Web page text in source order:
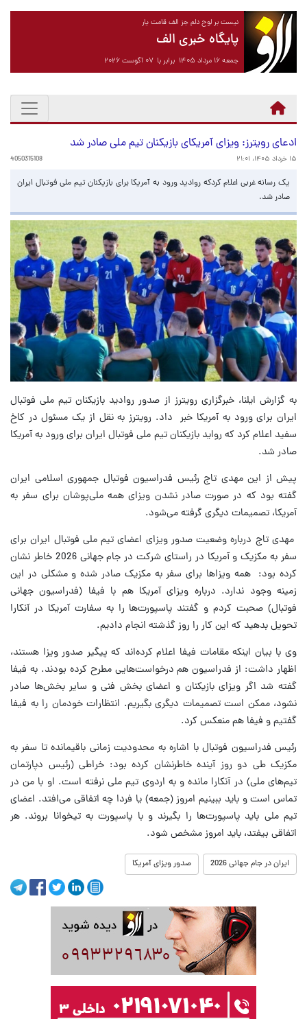
نیست بر لوح دلم جز الف قامت یار
پایگاه خبری الف
جمعه ۱۶ مرداد ۱۴۰۵ برابر با ۰۷ آگوست ۲۰۲۶
ادعای رویترز: ویزای آمریکای بازیکنان تیم ملی صادر شد
۱۵ خرداد ۱۴۰۵، ۲۱:۰۱ 4050315108
یک رسانه غربی اعلام کردکه روادید ورود به آمریکا برای بازیکنان تیم ملی فوتبال ایران
صادر شد.
به گزارش ایلنا، خبرگزاری رویترز از صدور روادید بازیکنان تیم ملی فوتبال
ایران برای ورود به آمریکا خبر داد. رویترز به نقل از یک مسئول در کاخ
سفید اعلام کرد که رواید بازیکنان تیم ملی فوتبال ایران برای ورود به آمریکا
صادر شد.
پیش از این مهدی تاج رئیس فدراسیون فوتبال جمهوری اسلامی ایران
گفته بود که در صورت صادر نشدن ویزای همه ملی‌پوشان برای سفر به
آمریکا، تصمیمات دیگری گرفته می‌شود.
مهدی تاج درباره وضعیت صدور ویزای اعضای تیم ملی فوتبال ایران برای
سفر به مکزیک و آمریکا در راستای شرکت در جام جهانی 2026 خاطر نشان
کرده بود: همه ویزاها برای سفر به مکزیک صادر شده و مشکلی در این
زمینه وجود ندارد. درباره ویزای آمریکا هم با فیفا (فدراسیون جهانی
فوتبال) صحبت کردم و گفتند پاسپورت‌ها را به سفارت آمریکا در آنکارا
تحویل بدهید که این کار را روز گذشته انجام دادیم.
وی با بیان اینکه مقامات فیفا اعلام کرده‌اند که پیگیر صدور ویزا هستند،
اظهار داشت: از فدراسیون هم درخواست‌هایی مطرح کرده بودند. به فیفا
گفته شد اگر ویزای بازیکنان و اعضای بخش فنی و سایر بخش‌ها صادر
نشود، ممکن است تصمیمات دیگری بگیریم. انتظارات خودمان را به فیفا
گفتیم و فیفا هم منعکس کرد.
رئیس فدراسیون فوتبال با اشاره به محدودیت زمانی باقیمانده تا سفر به
مکزیک طی دو روز آینده خاطرنشان کرده بود: خراطی (رئیس دپارتمان
تیم‌های ملی) در آنکارا مانده و به اردوی تیم ملی نرفته است. او با من در
تماس است و باید ببینیم امروز (جمعه) یا فردا چه اتفاقی می‌افتد. اعضای
تیم ملی باید پاسپورت‌ها را بگیرند و با پاسپورت به تیخوانا بروند. هر
اتفاقی بیفتد، باید امروز مشخص شود.
ایران در جام جهانی 2026 صدور ویزای آمریکا